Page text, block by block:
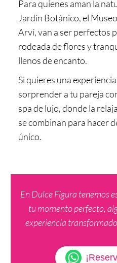
Para quienes aman la
Jardín Botánico, el
Arví, van a ser perfectos
rodeada de flores y
llenos de encanto.
Si quieres una
sorprender a tu pareja
spa de lujo, donde la
se combinan para hacer
único.
En Dulce Figura tenemos
tu momento perfecto,
experiencia